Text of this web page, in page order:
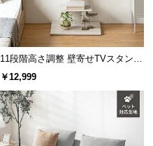
11段階高さ調整 壁寄せTVスタンド
キャスター付き 上下左右角度調節
￥12,999